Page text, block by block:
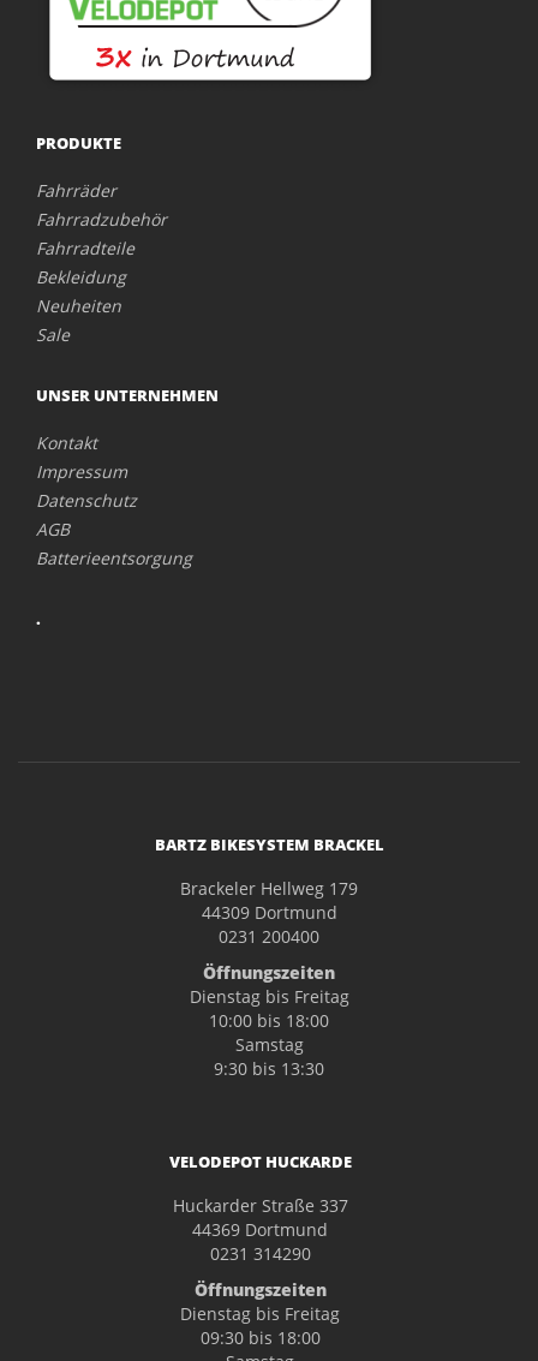
PRODUKTE
Fahrräder
Fahrradzubehör
Fahrradteile
Bekleidung
Neuheiten
Sale
UNSER UNTERNEHMEN
Kontakt
Impressum
Datenschutz
AGB
Batterieentsorgung
.
BARTZ BIKESYSTEM BRACKEL
Brackeler Hellweg 179
44309 Dortmund
0231 200400
Öffnungszeiten
Dienstag bis Freitag
10:00 bis 18:00
Samstag
9:30 bis 13:30
VELODEPOT HUCKARDE
Huckarder Straße 337
44369 Dortmund
0231 314290
Öffnungszeiten
Dienstag bis Freitag
09:30 bis 18:00